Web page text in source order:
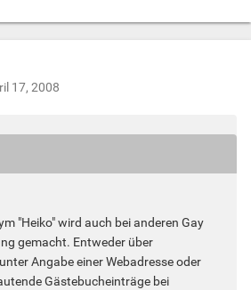
17, 2008
"Heiko" wird auch bei anderen Gay
gemacht. Entweder über
Angabe einer Webadresse oder
Gästebucheinträge bei